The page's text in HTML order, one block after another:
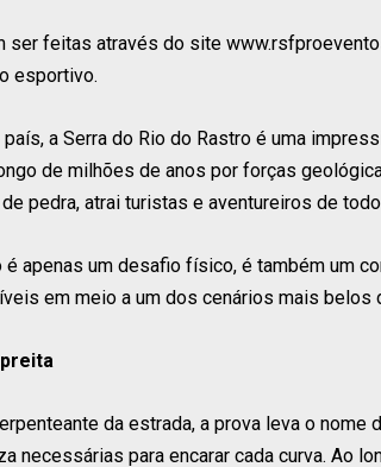
feitas através do site
esportivo.
a Serra do Rio do Rastro é uma
de milhões de anos por forças
pedra, atrai turistas e aventureiros de
é apenas um desafio físico, é também um
em meio a um dos cenários mais belos
da estrada, a prova leva o
necessárias para encarar cada curva. Ao